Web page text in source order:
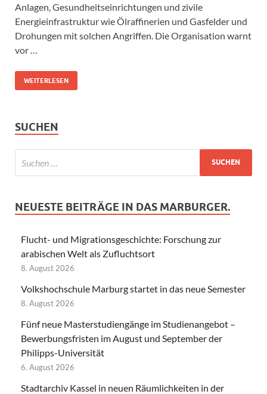
Anlagen, Gesundheitseinrichtungen und zivile
Energieinfrastruktur wie Ölraffinerien und Gasfelder und
Drohungen mit solchen Angriffen. Die Organisation warnt
vor …
WEITERLESEN
SUCHEN
NEUESTE BEITRÄGE IN DAS MARBURGER.
Flucht- und Migrationsgeschichte: Forschung zur
arabischen Welt als Zufluchtsort
8. August 2026
Volkshochschule Marburg startet in das neue Semester
8. August 2026
Fünf neue Masterstudiengänge im Studienangebot –
Bewerbungsfristen im August und September der
Philipps-Universität
6. August 2026
Stadtarchiv Kassel in neuen Räumlichkeiten in der